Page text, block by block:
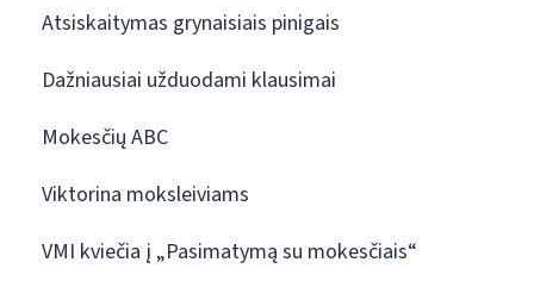
Atsiskaitymas grynaisiais pinigais
Dažniausiai užduodami klausimai
Mokesčių ABC
Viktorina moksleiviams
VMI kviečia į „Pasimatymą su mokesčiais“